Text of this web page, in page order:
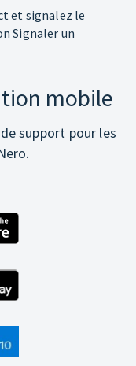
et signalez le
Signaler un
mobile
support pour les